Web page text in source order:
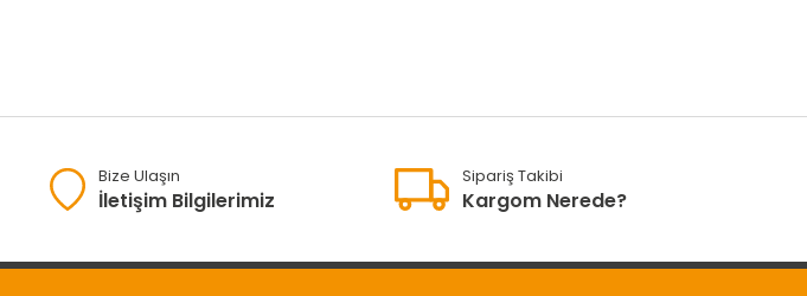
Bize Ulaşın
İletişim Bilgilerimiz
Sipariş Takibi
Kargom Nerede?